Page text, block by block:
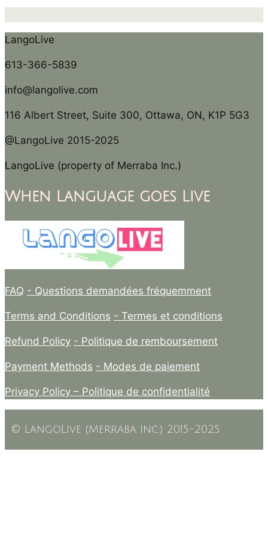
LangoLive
613-366-5839
info@langolive.com
116 Albert Street, Suite 300, Ottawa, ON, K1P 5G3
@LangoLive 2015-2025
LangoLive (property of Merraba Inc.)
When Language goes Live
FAQ - Questions demandées fréquemment
Terms and Conditions - Termes et conditions
Refund Policy - Politique de remboursement
Payment Methods - Modes de paiement
Privacy Policy – Politique de confidentialité
© LangoLive (Merraba Inc.) 2015-2025